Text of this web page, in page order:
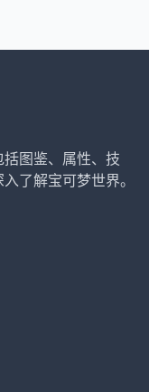
图鉴、属性、技
了解宝可梦世界。